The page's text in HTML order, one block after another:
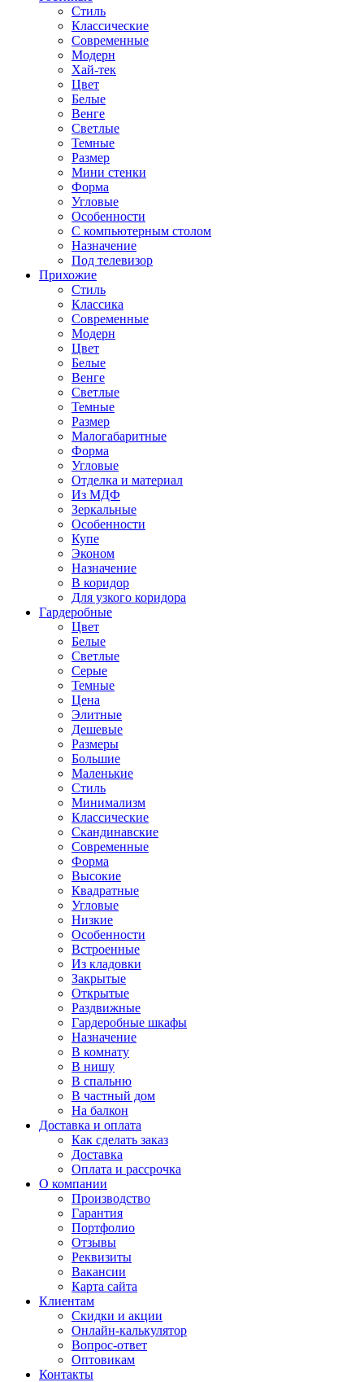
Стиль
Классические
Современные
Модерн
Хай-тек
Цвет
Белые
Венге
Светлые
Темные
Размер
Мини стенки
Форма
Угловые
Особенности
С компьютерным столом
Назначение
Под телевизор
Прихожие
Стиль
Классика
Современные
Модерн
Цвет
Белые
Венге
Светлые
Темные
Размер
Малогабаритные
Форма
Угловые
Отделка и материал
Из МДФ
Зеркальные
Особенности
Купе
Эконом
Назначение
В коридор
Для узкого коридора
Гардеробные
Цвет
Белые
Светлые
Серые
Темные
Цена
Элитные
Дешевые
Размеры
Большие
Маленькие
Стиль
Минимализм
Классические
Скандинавские
Современные
Форма
Высокие
Квадратные
Угловые
Низкие
Особенности
Встроенные
Из кладовки
Закрытые
Открытые
Раздвижные
Гардеробные шкафы
Назначение
В комнату
В нишу
В спальню
В частный дом
На балкон
Доставка и оплата
Как сделать заказ
Доставка
Оплата и рассрочка
О компании
Производство
Гарантия
Портфолио
Отзывы
Реквизиты
Вакансии
Карта сайта
Клиентам
Скидки и акции
Онлайн-калькулятор
Вопрос-ответ
Оптовикам
Контакты